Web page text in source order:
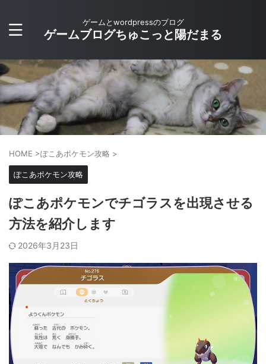
ゲームとwordpressのブログ
ゲームブログちゅこっと陽だまる
HOME >ぽこあポケモン攻略 >
ぽこあポケモン攻略
ぽこあポケモンでチゴラスを出現させる
方法を紹介します
2026年3月23日